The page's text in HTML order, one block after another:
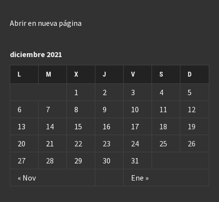
Abrir en nueva página
diciembre 2021
L M X J V S D
« Nov Ene »
1 2 3 4
5
6
7 8 9 10 11
12
13
14 15 16 17 18
19
20
21 22 23 24 25
26
27
28 29 30 31